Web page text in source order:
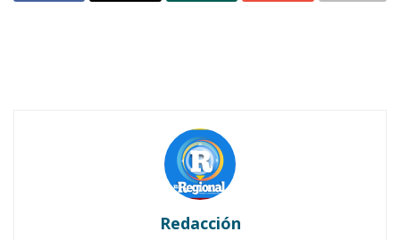
La Convención de Delegados del PRI en Ahuacatlán
Redacción